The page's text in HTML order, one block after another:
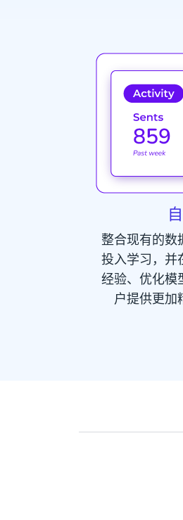
整合现有的数
投入学习，并
经验、优化模
户提供更加